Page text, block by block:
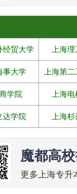
经贸大学 上海
事大学 上海第
学院 上海
达学院 上海
魔都高校
更多上海专升